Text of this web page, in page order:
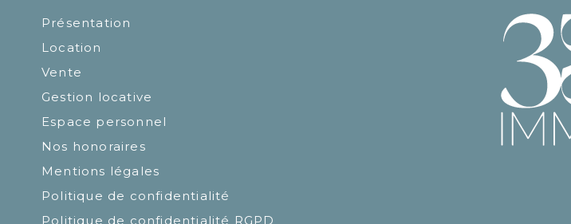
Présentation
Location
Vente
Gestion locative
Espace personnel
Nos honoraires
Mentions légales
Politique de confidentialité
Politique de confidentialité RGPD